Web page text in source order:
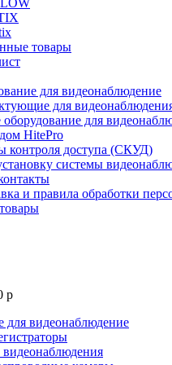
товары
для видеонаблюдение
для
оборудование для
HitePro
контроля доступа (СКУД)
системы
и правила обработки
p
для видеонаблюдение